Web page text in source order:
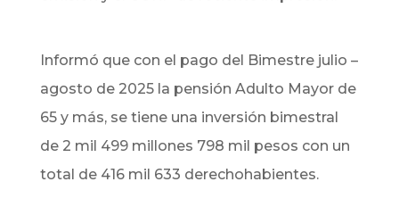
Informó que con el pago del Bimestre julio –
agosto de 2025 la pensión Adulto Mayor de
65 y más, se tiene una inversión bimestral
de 2 mil 499 millones 798 mil pesos con un
total de 416 mil 633 derechohabientes.